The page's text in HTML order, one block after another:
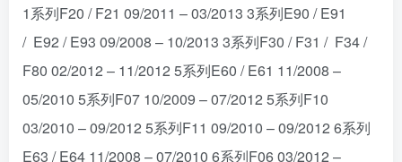
1系列F20 / F21 09/2011 – 03/2013 3系列E90 / E91
/ E92 / E93 09/2008 – 10/2013 3系列F30 / F31 / F34 /
F80 02/2012 – 11/2012 5系列E60 / E61 11/2008 –
05/2010 5系列F07 10/2009 – 07/2012 5系列F10
03/2010 – 09/2012 5系列F11 09/2010 – 09/2012 6系列
E63 / E64 11/2008 – 07/2010 6系列F06 03/2012 –